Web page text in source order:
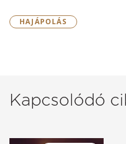
HAJÁPOLÁS
Kapcsolódó